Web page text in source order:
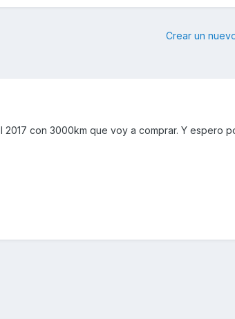
Crear un
con 3000km que voy a comprar. Y espero